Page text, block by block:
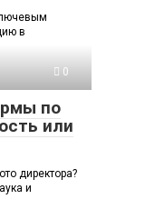
в
0
по
или
директора?
и